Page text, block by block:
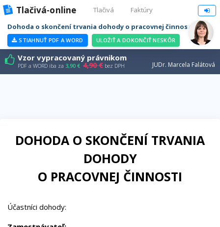
Tlačivá-online Tlačivá
Faktúry
Dohoda o skončení trvania dohody o pracovnej činnosti
STIAHNUŤ PDF A WORD ULOŽIŤ A DOKONČIŤ NESKÔR
Vzor vypracovaný právnikom
PDF a WORD iba za 3,90 € 4,90 € bez DPH JUDr. Marcela Falátová
DOHODA O SKONČENÍ TRVANIA
DOHODY
O PRACOVNEJ ČINNOSTI
Účastníci dohody: